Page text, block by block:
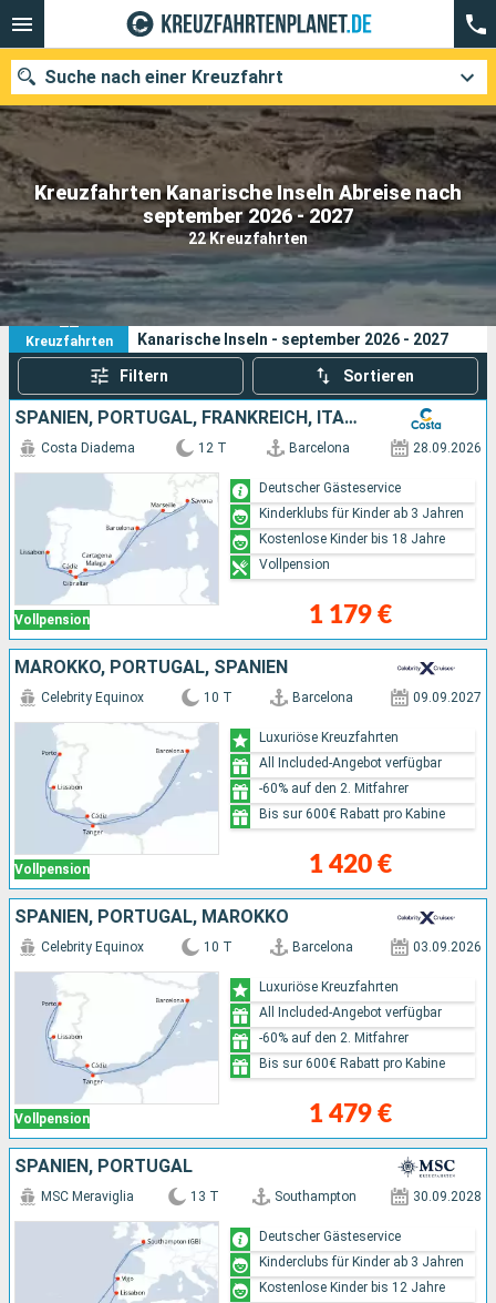
Kreuzfahrten Kanarische Inseln Abreise nach
september 2026 - 2027
22 Kreuzfahrten
Suche nach einer Kreuzfahrt
Unsere Ziele
Häfen Reedereien
Suchen
22
Kreuzfahrten
Ihre Suchkriterien:
Kanarische Inseln - september 2026 - 2027
Filtern Sortieren
SPANIEN, PORTUGAL, FRANKREICH, ITALIEN
Vollpension
Costa Diadema 12 T Barcelona 28.09.2026
1 179 €
Deutscher Gästeservice
Kinderklubs für Kinder ab 3 Jahren
Kostenlose Kinder bis 18 Jahre
Vollpension
MAROKKO, PORTUGAL, SPANIEN
Vollpension
Celebrity Equinox 10 T Barcelona 09.09.2027
1 420 €
Luxuriöse Kreuzfahrten
All Included-Angebot verfügbar
-60% auf den 2. Mitfahrer
Bis sur 600€ Rabatt pro Kabine
SPANIEN, PORTUGAL, MAROKKO
Vollpension
Celebrity Equinox 10 T Barcelona 03.09.2026
1 479 €
Luxuriöse Kreuzfahrten
All Included-Angebot verfügbar
-60% auf den 2. Mitfahrer
Bis sur 600€ Rabatt pro Kabine
SPANIEN, PORTUGAL
MSC Meraviglia 13 T Southampton 30.09.2028
Deutscher Gästeservice
Kinderclubs für Kinder ab 3 Jahren
Kostenlose Kinder bis 12 Jahre